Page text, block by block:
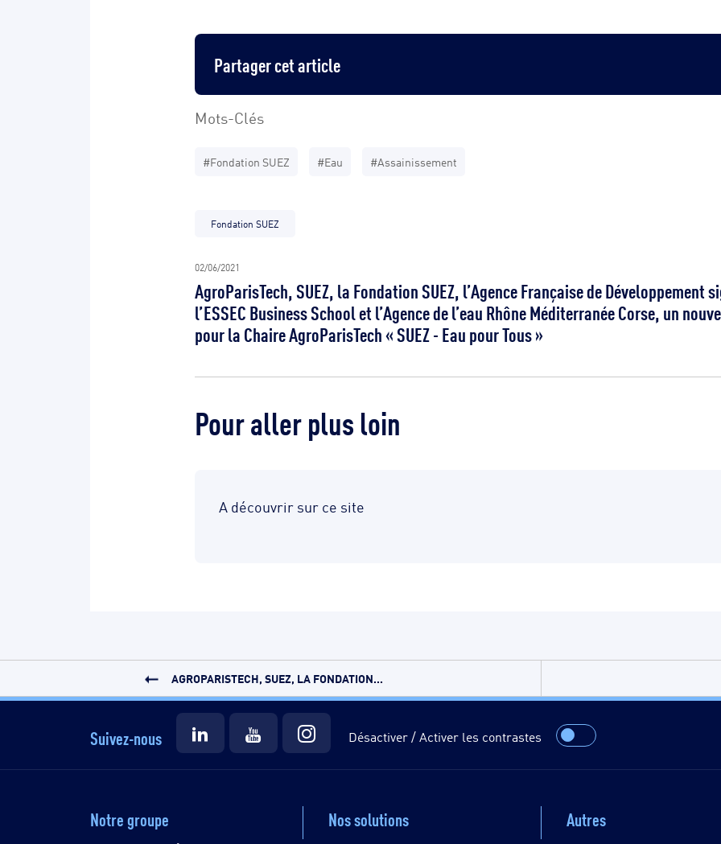
Partager cet article
Mots-Clés
#Fondation SUEZ #Eau #Assainissement
Fondation SUEZ
02/06/2021
AgroParisTech, SUEZ, la Fondation SUEZ, l’Agence Française de Développement
l’ESSEC Business School et l’Agence de l’eau Rhône Méditerranée Corse, un
pour la Chaire AgroParisTech « SUEZ - Eau pour Tous »
Pour aller plus loin
A découvrir sur ce site
AGROPARISTECH, SUEZ, LA FONDATION...
Suivez-nous Désactiver / Activer les contrastes
Notre groupe Nos solutions Autres